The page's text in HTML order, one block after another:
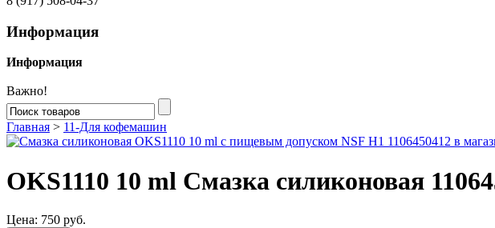
Информация
Информация
Важно!
Главная > 11-Для кофемашин
OKS1110 10 ml Смазка силиконовая
Цена: 750 руб.